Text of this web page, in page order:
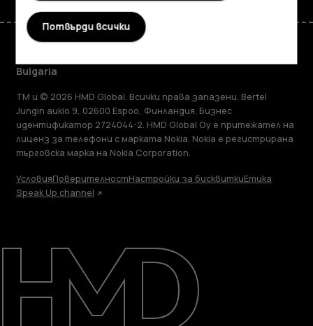
Информация
Ремонт, повторна употреба, рециклиране
Поддръжка
Bulgaria
TM и © 2026 HMD Global. Всички права запазени. Bertel
Jungin aukio 9, 02600 Espoo, Финландия. Бизнес
идентификатор 2724044-2. HMD Global Oy е притежател на
лиценз за телефони с марката Nokia. Nokia е регистрирана
търговска марка на Nokia Corporation.
УсловияПоверителностНастройки за бисквиткиЕтика
Speak Up channel
Потвърди всички